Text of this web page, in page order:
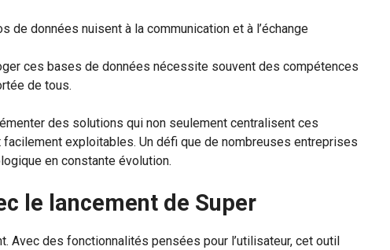
de données nuisent à la communication et à l’échange
ces bases de données nécessite souvent des compétences
de tous.
des solutions qui non seulement centralisent ces
exploitables. Un défi que de nombreuses entreprises
en constante évolution.
le lancement de Super
Avec des fonctionnalités pensées pour l’utilisateur, cet outil